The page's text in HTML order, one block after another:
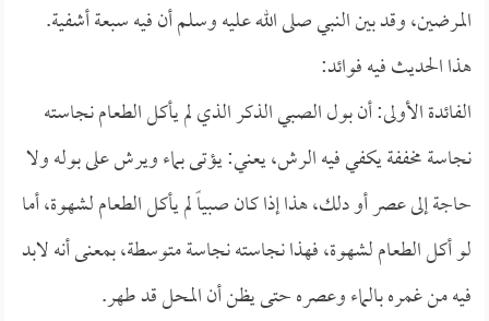
المرضين، وقد بين النبي صلى الله عليه وسلم أن فيه سبعة أشفية.
هذا الحديث فيه فوائد:
الفائدة الأولى: أن بول الصبي الذكر الذي لم يأكل الطعام نجاسته
نجاسة مخففة يكفي فيه الرش، يعني: يؤتى بماء ويرش على بوله ولا
حاجة إلى عصر أو دلك، هذا إذا كان صبياً لم يأكل الطعام لشهوة، أما
لو أكل الطعام لشهوة، فهذا نجاسته نجاسة متوسطة، بمعنى أنه لابد
فيه من غمره بالماء وعصره حتى يظن أن المحل قد طهر.